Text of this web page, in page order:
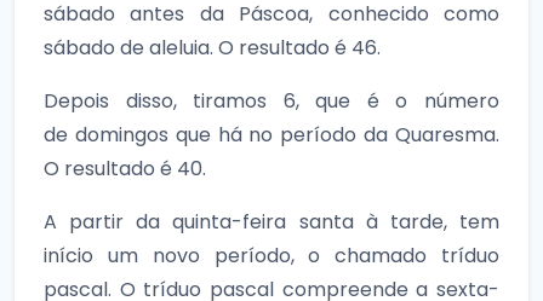
sábado antes da Páscoa, conhecido como
sábado de aleluia. O resultado é 46.
Depois disso, tiramos 6, que é o número
de domingos que há no período da Quaresma.
O resultado é 40.
A partir da quinta-feira santa à tarde, tem
início um novo período, o chamado tríduo
pascal. O tríduo pascal compreende a sexta-